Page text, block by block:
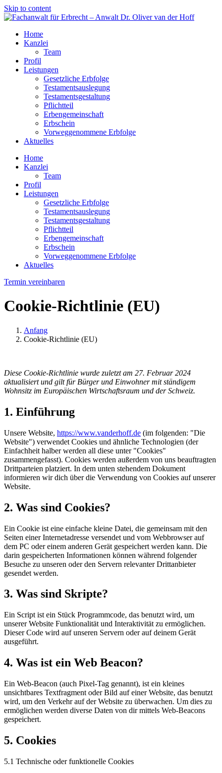
Skip to content
Home
Kanzlei
Team
Profil
Leistungen
Gesetzliche Erbfolge
Testamentsauslegung
Testamentsgestaltung
Pflichtteil
Erbengemeinschaft
Erbschein
Vorweggenommene Erbfolge
Aktuelles
Home
Kanzlei
Team
Profil
Leistungen
Gesetzliche Erbfolge
Testamentsauslegung
Testamentsgestaltung
Pflichtteil
Erbengemeinschaft
Erbschein
Vorweggenommene Erbfolge
Aktuelles
Termin vereinbaren
Cookie-Richtlinie (EU)
Anfang
Cookie-Richtlinie (EU)
Diese Cookie-Richtlinie wurde zuletzt am 27. Februar 2024
aktualisiert und gilt für Bürger und Einwohner mit ständigem
Wohnsitz im Europäischen Wirtschaftsraum und der Schweiz.
1. Einführung
Unsere Website, https://www.vanderhoff.de (im folgenden: "Die
Website") verwendet Cookies und ähnliche Technologien (der
Einfachheit halber werden all diese unter "Cookies"
zusammengefasst). Cookies werden außerdem von uns beauftragten
Drittparteien platziert. In dem unten stehendem Dokument
informieren wir dich über die Verwendung von Cookies auf unserer
Website.
2. Was sind Cookies?
Ein Cookie ist eine einfache kleine Datei, die gemeinsam mit den
Seiten einer Internetadresse versendet und vom Webbrowser auf
dem PC oder einem anderen Gerät gespeichert werden kann. Die
darin gespeicherten Informationen können während folgender
Besuche zu unseren oder den Servern relevanter Drittanbieter
gesendet werden.
3. Was sind Skripte?
Ein Script ist ein Stück Programmcode, das benutzt wird, um
unserer Website Funktionalität und Interaktivität zu ermöglichen.
Dieser Code wird auf unseren Servern oder auf deinem Gerät
ausgeführt.
4. Was ist ein Web Beacon?
Ein Web-Beacon (auch Pixel-Tag genannt), ist ein kleines
unsichtbares Textfragment oder Bild auf einer Website, das benutzt
wird, um den Verkehr auf der Website zu überwachen. Um dies zu
ermöglichen werden diverse Daten von dir mittels Web-Beacons
gespeichert.
5. Cookies
5.1 Technische oder funktionelle Cookies